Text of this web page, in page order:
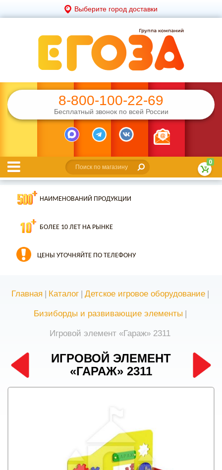
Выберите город доставки
8-800-100-22-69
Бесплатный звонок по всей России
0
НАИМЕНОВАНИЙ ПРОДУКЦИИ
БОЛЕЕ 10 ЛЕТ НА РЫНКЕ
ЦЕНЫ УТОЧНЯЙТЕ ПО ТЕЛЕФОНУ
Главная | Каталог | Детское игровое оборудование |
Бизиборды и развивающие элементы |
Игровой элемент «Гараж» 2311
ИГРОВОЙ ЭЛЕМЕНТ
«ГАРАЖ» 2311